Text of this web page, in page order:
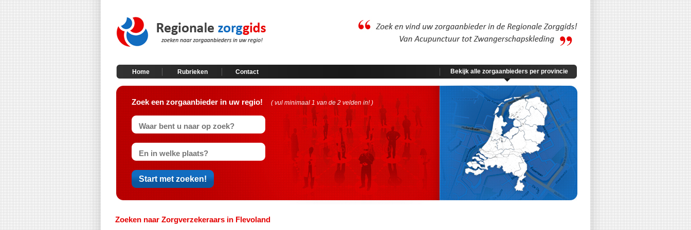
Home Rubrieken Contact Bekijk alle zorgaanbieders per provincie
Zoek een zorgaanbieder in uw regio! ( vul minimaal 1 van de 2 velden in! )
Zoeken naar Zorgverzekeraars in Flevoland